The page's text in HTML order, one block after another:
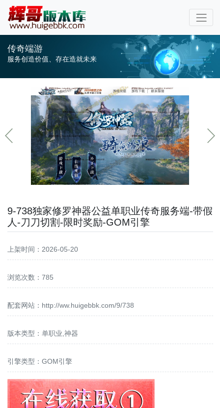
传奇端游
服务创造价值、存在造就未来
9-738独家修罗神器公益单职业传奇服务端-带假
人-刀刀切割-限时奖励-GOM引擎
上架时间：2026-05-20
浏览次数：785
配套网站： http://ww.huigebbk.com/9/738
版本类型：单职业,神器
引擎类型：GOM引擎